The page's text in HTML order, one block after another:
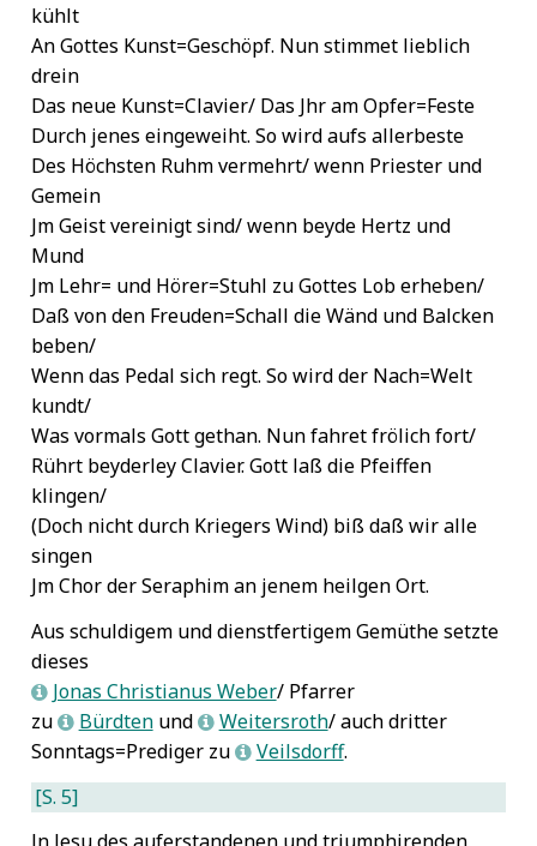
kühlt
An Gottes Kunst=Geschöpf. Nun stimmet lieblich
drein
Das neue Kunst=Clavier/ Das Jhr am Opfer=Feste
Durch jenes eingeweiht. So wird aufs allerbeste
Des Höchsten Ruhm vermehrt/ wenn Priester und
Gemein
Jm Geist vereinigt sind/ wenn beyde Hertz und
Mund
Jm Lehr= und Hörer=Stuhl zu Gottes Lob erheben/
Daß von den Freuden=Schall die Wänd und Balcken
beben/
Wenn das Pedal sich regt. So wird der Nach=Welt
kundt/
Was vormals Gott gethan. Nun fahret frölich fort/
Rührt beyderley Clavier. Gott laß die Pfeiffen
klingen/
(Doch nicht durch Kriegers Wind) biß daß wir alle
singen
Jm Chor der Seraphim an jenem heilgen Ort.
Aus schuldigem und dienstfertigem Gemüthe setzte
dieses
L Jonas Christianus Weber/ Pfarrer
zu L Bürdtenund L Weitersroth/ auch dritter
Sonntags=Prediger zu L Veilsdorff.
[S. 5]